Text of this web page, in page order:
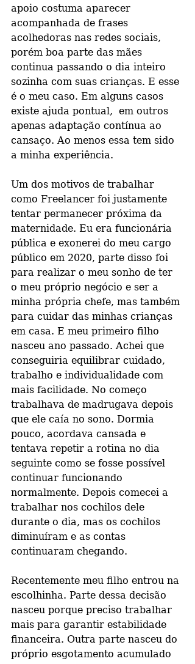
apoio costuma aparecer
acompanhada de frases
acolhedoras nas redes sociais,
porém boa parte das mães
continua passando o dia inteiro
sozinha com suas crianças. E esse
é o meu caso. Em alguns casos
existe ajuda pontual,  em outros
apenas adaptação contínua ao
cansaço. Ao menos essa tem sido
a minha experiência.
Um dos motivos de trabalhar
como Freelancer foi justamente
tentar permanecer próxima da
maternidade. Eu era funcionária
pública e exonerei do meu cargo
público em 2020, parte disso foi
para realizar o meu sonho de ter
o meu próprio negócio e ser a
minha própria chefe, mas também
para cuidar das minhas crianças
em casa. E meu primeiro filho
nasceu ano passado. Achei que
conseguiria equilibrar cuidado,
trabalho e individualidade com
mais facilidade. No começo
trabalhava de madrugava depois
que ele caía no sono. Dormia
pouco, acordava cansada e
tentava repetir a rotina no dia
seguinte como se fosse possível
continuar funcionando
normalmente. Depois comecei a
trabalhar nos cochilos dele
durante o dia, mas os cochilos
diminuíram e as contas
continuaram chegando.
Recentemente meu filho entrou na
escolhinha. Parte dessa decisão
nasceu porque preciso trabalhar
mais para garantir estabilidade
financeira. Outra parte nasceu do
próprio esgotamento acumulado